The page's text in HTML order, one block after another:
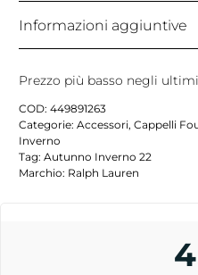
Informazioni aggiuntive
Prezzo più basso negli
COD: 449891263
Categorie: Accessori, Cappelli
Inverno
Tag: Autunno Inverno 22
Marchio: Ralph Lauren